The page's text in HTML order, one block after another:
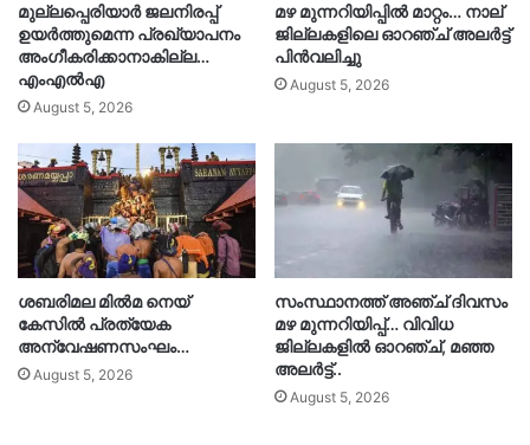
മുല്ലപ്പെരിയാർ ജലനിരപ്പ്
ഉയർത്തുമെന്ന പ്രഖ്യാപനം
അംഗീകരിക്കാനാകില്ല…
എംഎൽഎ
August 5, 2026
മഴ മുന്നറിയിപ്പിൽ മാറ്റം… നാല്
ജില്ലകളിലെ ഓറഞ്ച് അലർട്ട്
പിൻവലിച്ചു
August 5, 2026
ശബരിമല മിൽമ നെയ്
കേസിൽ പ്രത്യേക
അന്വേഷണസംഘം…
August 5, 2026
സംസ്ഥാനത്ത് അഞ്ച് ദിവസം
മഴ മുന്നറിയിപ്പ്… വിവിധ
ജില്ലകളിൽ ഓറഞ്ച്, മഞ്ഞ
അലർട്ട്..
August 5, 2026